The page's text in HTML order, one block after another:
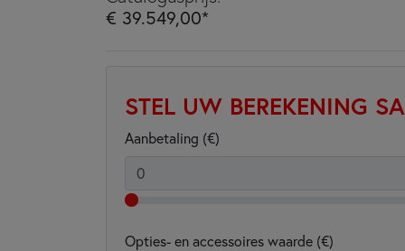
€ 39.549,00*
STEL UW BEREKENING
Aanbetaling (€)
Opties- en accessoires waarde (€)